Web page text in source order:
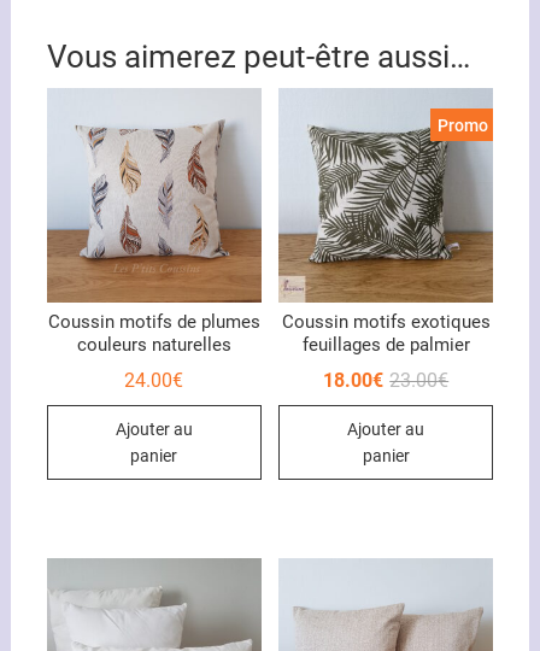
Vous aimerez peut-être aussi…
Coussin motifs de plumes
couleurs naturelles
24.00€
Ajouter au
panier
Promo !
Coussin motifs exotiques
feuillages de palmier
23.00€Le
18.00€
Le
Ajouter au
panier